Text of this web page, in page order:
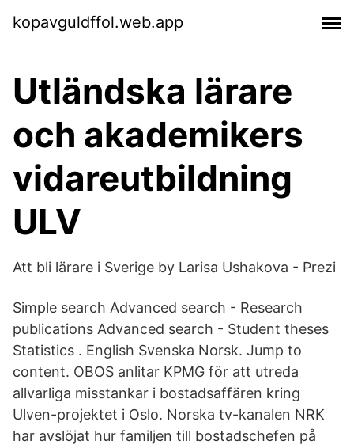
kopavguldffol.web.app
Utländska lärare
och akademikers
vidareutbildning
ULV
Att bli lärare i Sverige by Larisa Ushakova - Prezi
Simple search Advanced search - Research
publications Advanced search - Student theses
Statistics . English Svenska Norsk. Jump to
content. OBOS anlitar KPMG för att utreda
allvarliga misstankar i bostadsaffären kring
Ulven-projektet i Oslo. Norska tv-kanalen NRK
har avslöjat hur familjen till bostadschefen på